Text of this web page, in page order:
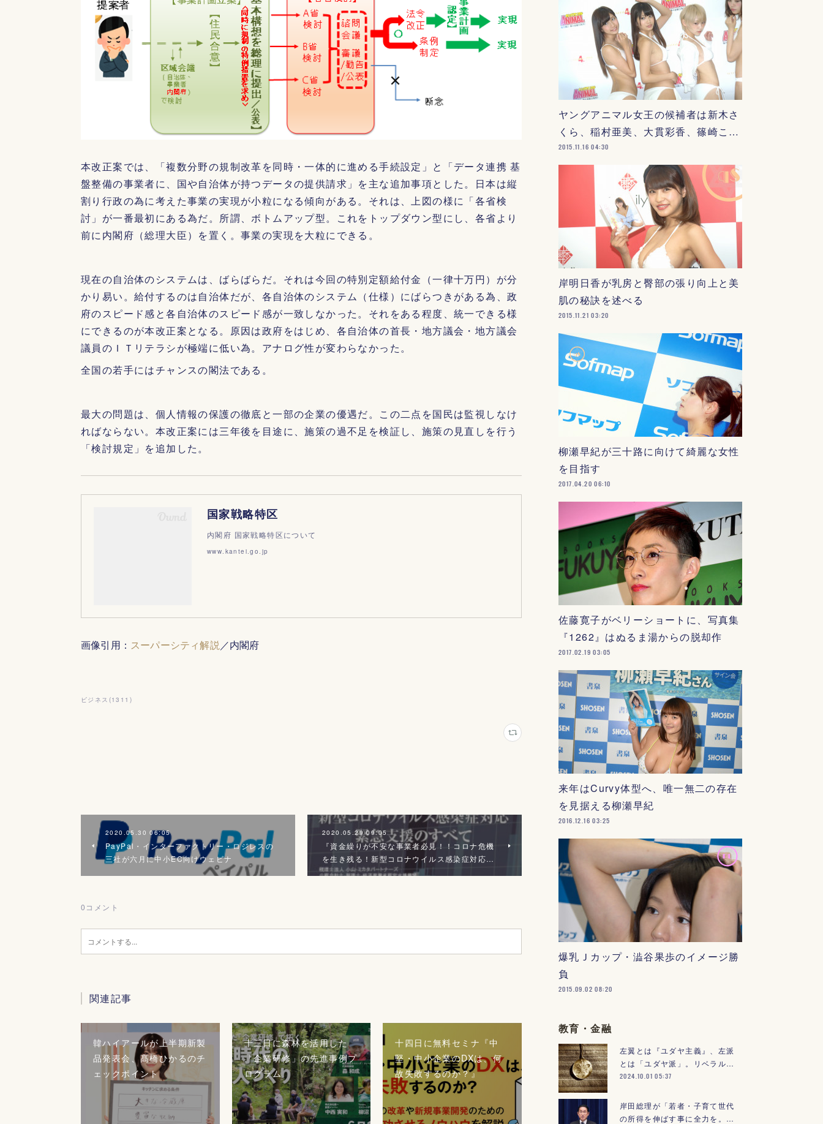
本改正案では、「複数分野の規制改革を同時・一体的に進める手続設定」と「データ連携 基
盤整備の事業者に、国や自治体が持つデータの提供請求」を主な追加事項とした。日本は縦
割り行政の為に考えた事業の実現が小粒になる傾向がある。それは、上図の様に「各省検
討」が一番最初にある為だ。所謂、ボトムアップ型。これをトップダウン型にし、各省より
前に内閣府（総理大臣）を置く。事業の実現を大粒にできる。
現在の自治体のシステムは、ばらばらだ。それは今回の特別定額給付金（一律十万円）が分
かり易い。給付するのは自治体だが、各自治体のシステム（仕様）にばらつきがある為、政
府のスピード感と各自治体のスピード感が一致しなかった。それをある程度、統一できる様
にできるのが本改正案となる。原因は政府をはじめ、各自治体の首長・地方議会・地方議会
議員のＩＴリテラシが極端に低い為。アナログ性が変わらなかった。
全国の若手にはチャンスの閣法である。
最大の問題は、個人情報の保護の徹底と一部の企業の優遇だ。この二点を国民は監視しなけ
ればならない。本改正案には三年後を目途に、施策の過不足を検証し、施策の見直しを行う
「検討規定」を追加した。
国家戦略特区
内閣府 国家戦略特区について
www.kantei.go.jp
画像引用： スーパーシティ解説 ／内閣府
ビジネス (1311 )
2020.05.30 06:05
PayPal・インターファクトリー・ロジレスの
三社が六月に中小EC向けウェビナ
2020.05.29 09:05
『資金繰りが不安な事業者必見！！コロナ危機
を生き残る！新型コロナウイルス感染症対応…
0 コメント
関連記事
韓ハイアールが上半期新製
品発表会、髙橋ひかるのチ
ェックポイント
十三日に森林を活用した
「企業研修」の先進事例プ
ログラム
十四日に無料セミナ『中
堅・中小企業のDXは、何
故失敗するのか？』
ヤングアニマル女王の候補者は新木さ
くら、稲村亜美、大貫彩香、篠崎こ…
2015.11.16 04:30
岸明日香が乳房と臀部の張り向上と美
肌の秘訣を述べる
2015.11.21 03:20
柳瀬早紀が三十路に向けて綺麗な女性
を目指す
2017.04.20 06:10
佐藤寛子がベリーショートに、写真集
『1262』はぬるま湯からの脱却作
2017.02.19 03:05
来年はCurvy体型へ、唯一無二の存在
を見据える柳瀬早紀
2016.12.16 03:25
爆乳Ｊカップ・澁谷果歩のイメージ勝
負
2015.09.02 08:20
教育・金融
左翼とは『ユダヤ主義』、左派
とは「ユダヤ派」。リベラル…
2024.10.01 05:37
岸田総理が「若者・子育て世代
の所得を伸ばす事に全力を。…